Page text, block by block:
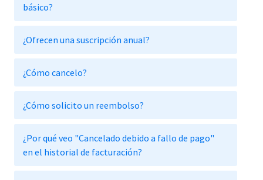
básico?
¿Ofrecen una suscripción anual?
¿Cómo cancelo?
¿Cómo solicito un reembolso?
¿Por qué veo "Cancelado debido a fallo de pago"
en el historial de facturación?